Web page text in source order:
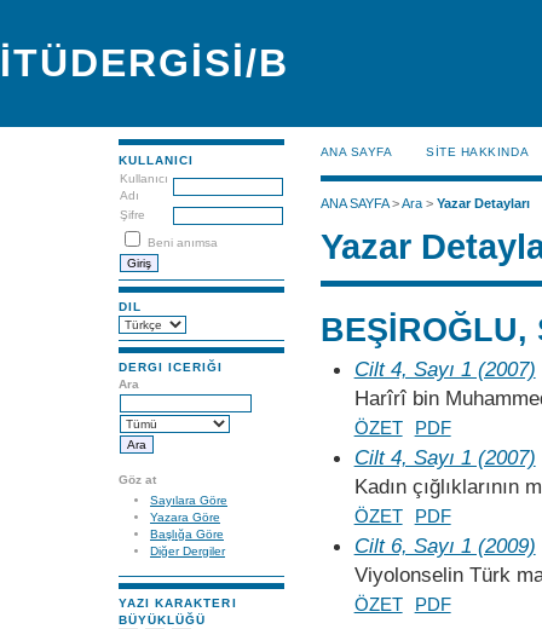
İTÜDERGİSİ/B
KULLANICI
Kullanıcı
Adı
Şifre
Beni anımsa
DIL
DERGI ICERIĞI
Ara
Göz at
Sayılara Göre
Yazara Göre
Başlığa Göre
Diğer Dergiler
YAZI KARAKTERI
BÜYÜKLÜĞÜ
ANA SAYFA SİTE HAKKINDA
ANA SAYFA>Ara> Yazar Detayları
Yazar
BEŞİROĞLU,
Cilt 4, Sayı 1 (2007)
Harîrî bin
ÖZET PDF
Cilt 4, Sayı 1 (2007)
Kadın
ÖZET PDF
Cilt 6, Sayı 1 (2009)
Viyolonselin Türk
ÖZET PDF